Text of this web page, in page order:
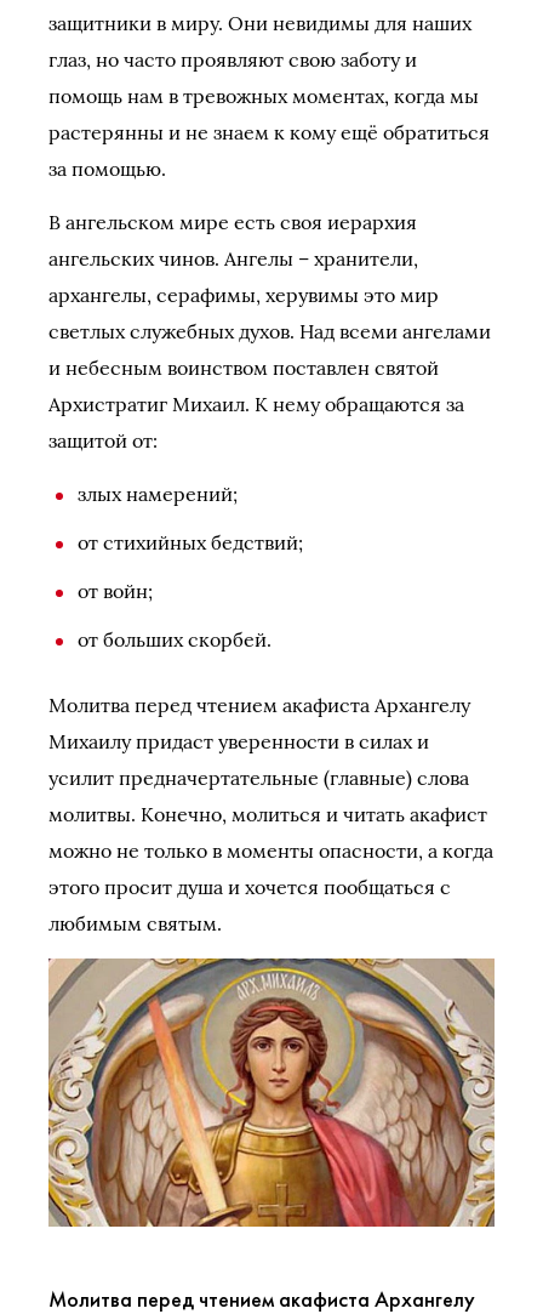
защитники в миру. Они невидимы для наших
глаз, но часто проявляют свою заботу и
помощь нам в тревожных моментах, когда мы
растерянны и не знаем к кому ещё обратиться
за помощью.
В ангельском мире есть своя иерархия
ангельских чинов. Ангелы – хранители,
архангелы, серафимы, херувимы это мир
светлых служебных духов. Над всеми ангелами
и небесным воинством поставлен святой
Архистратиг Михаил. К нему обращаются за
защитой от:
злых намерений;
от стихийных бедствий;
от войн;
от больших скорбей.
Молитва перед чтением акафиста Архангелу
Михаилу придаст уверенности в силах и
усилит предначертательные (главные) слова
молитвы. Конечно, молиться и читать акафист
можно не только в моменты опасности, а когда
этого просит душа и хочется пообщаться с
любимым святым.
Молитва перед чтением акафиста Архангелу